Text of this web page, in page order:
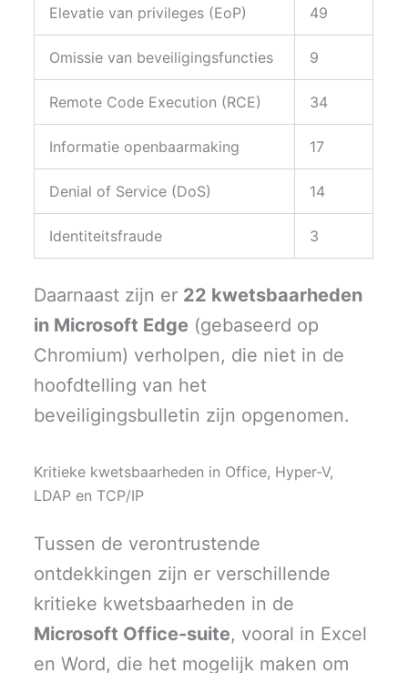
Elevatie van privileges (EoP) 49
Omissie van beveiligingsfuncties 9
Remote Code Execution (RCE) 34
Informatie openbaarmaking 17
Denial of Service (DoS) 14
Identiteitsfraude 3
Daarnaast zijn er 22 kwetsbaarheden
in Microsoft Edge (gebaseerd op
Chromium) verholpen, die niet in de
hoofdtelling van het
beveiligingsbulletin zijn opgenomen.
Kritieke kwetsbaarheden in Office, Hyper-V,
LDAP en TCP/IP
Tussen de verontrustende
ontdekkingen zijn er verschillende
kritieke kwetsbaarheden in de
Microsoft Office-suite, vooral in Excel
en Word, die het mogelijk maken om